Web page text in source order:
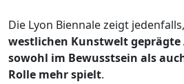
Die Lyon Biennale zeigt jedenfalls,
westlichen Kunstwelt
sowohl im Bewusstsein als
Rolle mehr spielt.